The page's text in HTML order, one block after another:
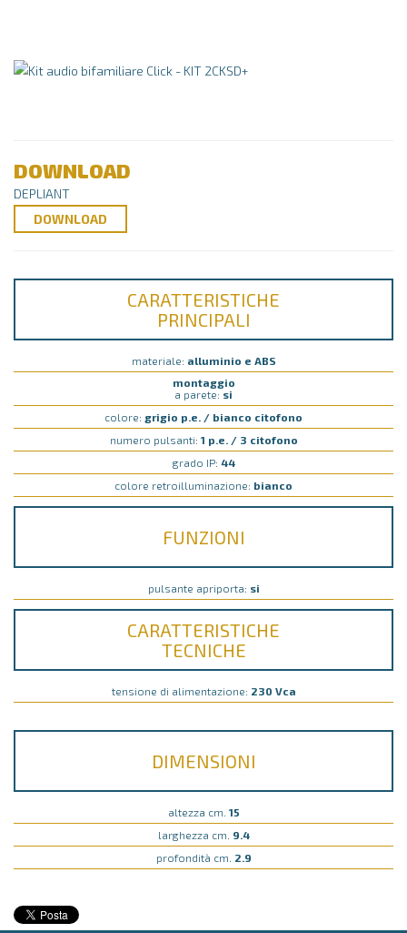
DOWNLOAD
DEPLIANT
DOWNLOAD
CARATTERISTICHE
PRINCIPALI
materiale: alluminio e ABS
montaggio
a parete: si
colore: grigio p.e. / bianco citofono
numero pulsanti: 1 p.e. / 3 citofono
grado IP: 44
colore retroilluminazione: bianco
FUNZIONI
pulsante apriporta: si
CARATTERISTICHE
TECNICHE
tensione di alimentazione: 230 Vca
DIMENSIONI
altezza cm. 15
larghezza cm. 9.4
profondità cm. 2.9